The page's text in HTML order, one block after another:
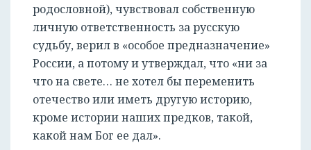
родословной), чувствовал собственную
личную ответственность за русскую
судьбу, верил в «особое предназначение»
России, а потому и утверждал, что «ни за
что на свете… не хотел бы переменить
отечество или иметь другую историю,
кроме истории наших предков, такой,
какой нам Бог ее дал».